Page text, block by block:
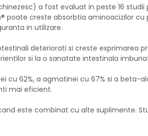
a fost evaluat in peste 16
creste absorbtia aminoacizilor cu
in utilizare.
deteriorati si creste exprimarea
si la o sanatate intestinala
62%, a agmatinei cu 67% si a beta-
mai eficient.
este combinat cu alte suplimente.